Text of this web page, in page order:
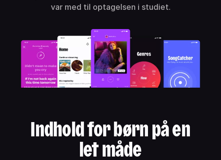
var med til optagelsen i studiet.
Indhold for børn på en
let måde